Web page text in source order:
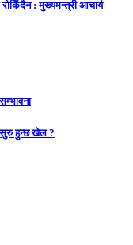
: मुख्यमन्त्री आचार्य
सुरु हुन्छ खेल ?